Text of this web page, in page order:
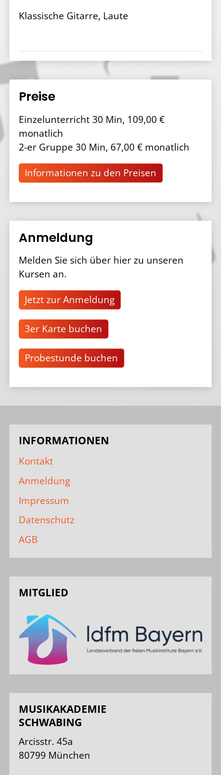
Klassische Gitarre, Laute
Preise
Einzelunterricht 30 Min, 109,00 €
monatlich
2-er Gruppe 30 Min, 67,00 € monatlich
Informationen zu den Preisen
Anmeldung
Melden Sie sich über hier zu unseren
Kursen an.
Jetzt zur Anmeldung
3er Karte buchen
Probestunde buchen
INFORMATIONEN
Kontakt
Anmeldung
Impressum
Datenschutz
AGB
MITGLIED
MUSIKAKADEMIE
SCHWABING
Arcisstr. 45a
80799 München